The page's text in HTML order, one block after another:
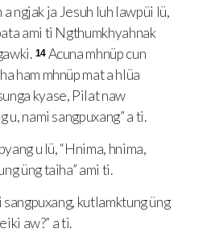
a ngjak ja Jesuh luh lawpüi lü,
ami ti Ngthumkhyahnak
14 Acuna mhnüp cun
ham mhnüp mat a hlüa
kyase, Pilat naw
u, nami sangpuxang” a ti.
u lü, “Hnima, hnima,
üng taiha” ami ti.
kutlamktung üng
aw?” a ti.